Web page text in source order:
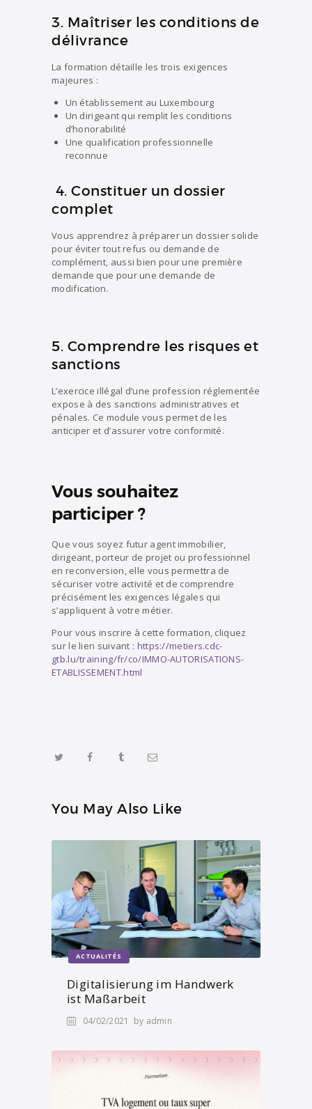
3. Maîtriser les conditions de
délivrance
La formation détaille les trois exigences
majeures :
Un établissement au Luxembourg
Un dirigeant qui remplit les conditions
d’honorabilité
Une qualification professionnelle
reconnue
4. Constituer un dossier
complet
Vous apprendrez à préparer un dossier solide
pour éviter tout refus ou demande de
complément, aussi bien pour une première
demande que pour une demande de
modification.
5. Comprendre les risques et
sanctions
L’exercice illégal d’une profession réglementée
expose à des sanctions administratives et
pénales. Ce module vous permet de les
anticiper et d’assurer votre conformité.
Vous souhaitez
participer ?
Que vous soyez futur agent immobilier,
dirigeant, porteur de projet ou professionnel
en reconversion, elle vous permettra de
sécuriser votre activité et de comprendre
précisément les exigences légales qui
s’appliquent à votre métier.
Pour vous inscrire à cette formation, cliquez
sur le lien suivant : https://metiers.cdc-
gtb.lu/training/fr/co/IMMO-AUTORISATIONS-
ETABLISSEMENT.html
You May Also Like
ACTUALITÉS
Digitalisierung im Handwerk
ist Maßarbeit
04/02/2021 by admin